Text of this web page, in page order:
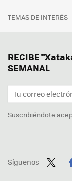
TEMAS DE INTERÉS
RECIBE
SEMANAL
Suscribiéndote
Síguenos